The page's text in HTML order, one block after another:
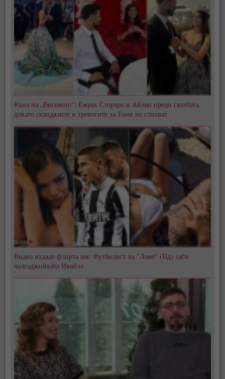
Къна на „Високото": Емрах Стораро и Айлян преди сватбата,
докато скандалите и тревогите за Тони не стихват
Видео издаде флирта им: Футболист на "Локо" (Пд) заби
чалгаджийката Ивайла